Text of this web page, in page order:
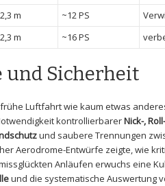
m ~12 PS
m ~16 PS
und ‌Sicherheit
⁢Luftfahrt wie kaum etwas
kontrollierbarer⁤Nick-,
und saubere Trennungen
Aerodrome-Entwürfe zeigte, wie
Anläufen erwuchs eine
und‌ die systematische ⁤Auswertung